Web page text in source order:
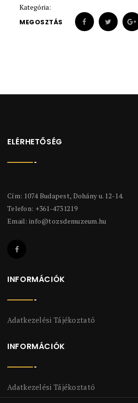
Kategória:
MEGOSZTÁS
ELÉRHETŐSÉG
Cím: 1074 Budapest, Dohány u. 12-14.
Telefon: +361-4731219
Email: info@tozsdemuzeum.hu
INFORMÁCIÓK
Adatkezelési Tájékoztató
INFORMÁCIÓK
Adatkezelési Tájékoztató